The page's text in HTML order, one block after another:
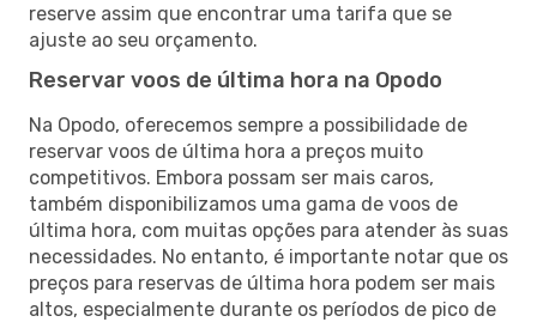
reserve assim que encontrar uma tarifa que se
ajuste ao seu orçamento.
Reservar voos de última hora na Opodo
Na Opodo, oferecemos sempre a possibilidade de
reservar voos de última hora a preços muito
competitivos. Embora possam ser mais caros,
também disponibilizamos uma gama de voos de
última hora, com muitas opções para atender às suas
necessidades. No entanto, é importante notar que os
preços para reservas de última hora podem ser mais
altos, especialmente durante os períodos de pico de